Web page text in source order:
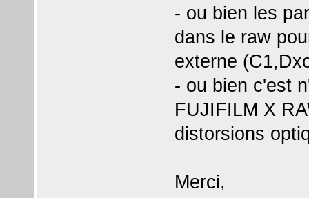
- ou bien les
dans le raw
externe
- ou bien c'est
FUJIFILM X
distorsions
Merci,